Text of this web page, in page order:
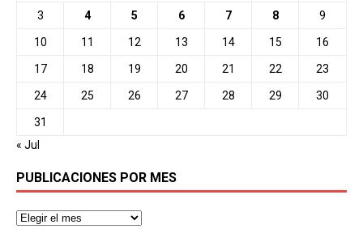
3 4 5 6 7 8 9
10 11 12 13 14 15 16
17 18 19 20 21 22 23
24 25 26 27 28 29 30
31
« Jul
PUBLICACIONES POR MES